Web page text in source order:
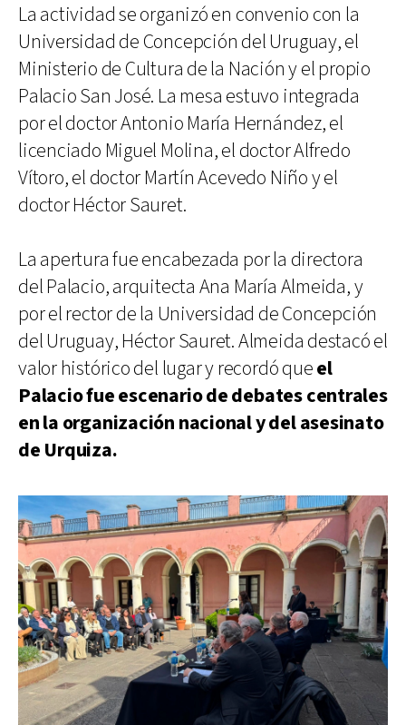
La actividad se organizó en convenio con la
Universidad de Concepción del Uruguay, el
Ministerio de Cultura de la Nación y el propio
Palacio San José. La mesa estuvo integrada
por el doctor Antonio María Hernández, el
licenciado Miguel Molina, el doctor Alfredo
Vítoro, el doctor Martín Acevedo Niño y el
doctor Héctor Sauret.
La apertura fue encabezada por la directora
del Palacio, arquitecta Ana María Almeida, y
por el rector de la Universidad de Concepción
del Uruguay, Héctor Sauret. Almeida destacó el
valor histórico del lugar y recordó queel
Palacio fue escenario de debates centrales
en la organización nacional y del asesinato
de Urquiza.